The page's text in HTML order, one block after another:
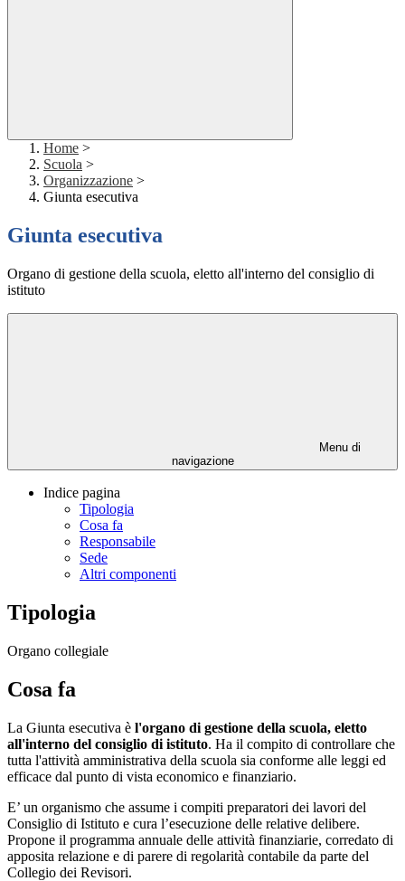
Home >
Scuola >
Organizzazione >
Giunta esecutiva
Giunta esecutiva
Organo di gestione della scuola, eletto all'interno del consiglio di
istituto
Menu di
navigazione
Indice pagina
Tipologia
Cosa fa
Responsabile
Sede
Altri componenti
Tipologia
Organo collegiale
Cosa fa
La Giunta esecutiva è l'organo di gestione della scuola, eletto
all'interno del consiglio di istituto. Ha il compito di controllare che
tutta l'attività amministrativa della scuola sia conforme alle leggi ed
efficace dal punto di vista economico e finanziario.
E’ un organismo che assume i compiti preparatori dei lavori del
Consiglio di Istituto e cura l’esecuzione delle relative delibere.
Propone il programma annuale delle attività finanziarie, corredato di
apposita relazione e di parere di regolarità contabile da parte del
Collegio dei Revisori.